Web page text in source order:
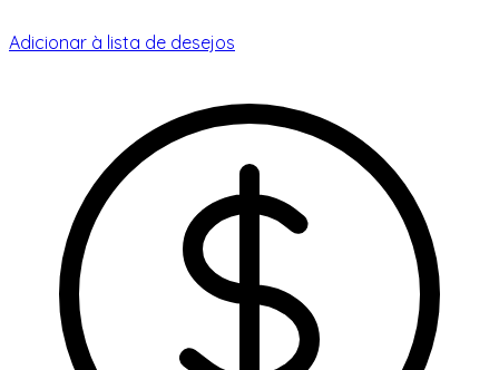
Adicionar à lista de desejos